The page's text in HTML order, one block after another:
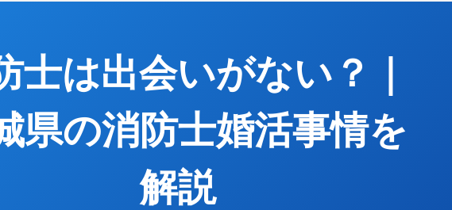
士は出会いがない？｜
県の消防士婚活事情を
解説